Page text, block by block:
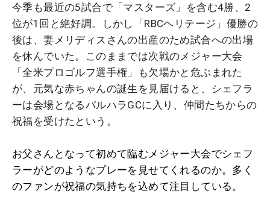
今季も最近の5試合で「マスターズ」を含む4勝、2
位が1回と絶好調。しかし「RBCヘリテージ」優勝の
後は、妻メリディスさんの出産のため試合への出場
を休んでいた。このままでは次戦のメジャー大会
「全米プロゴルフ選手権」も欠場かと危ぶまれた
が、元気な赤ちゃんの誕生を見届けると、シェフラ
ーは会場となるバルハラGCに入り、仲間たちからの
祝福を受けたという。
お父さんとなって初めて臨むメジャー大会でシェフ
ラーがどのようなプレーを見せてくれるのか。多く
のファンが祝福の気持ちを込めて注目している。